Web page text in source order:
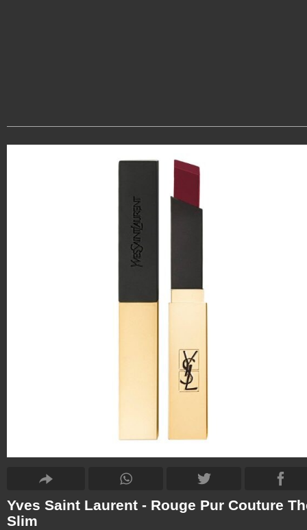
Yves Saint Laurent - Rouge Pur Couture
Slim